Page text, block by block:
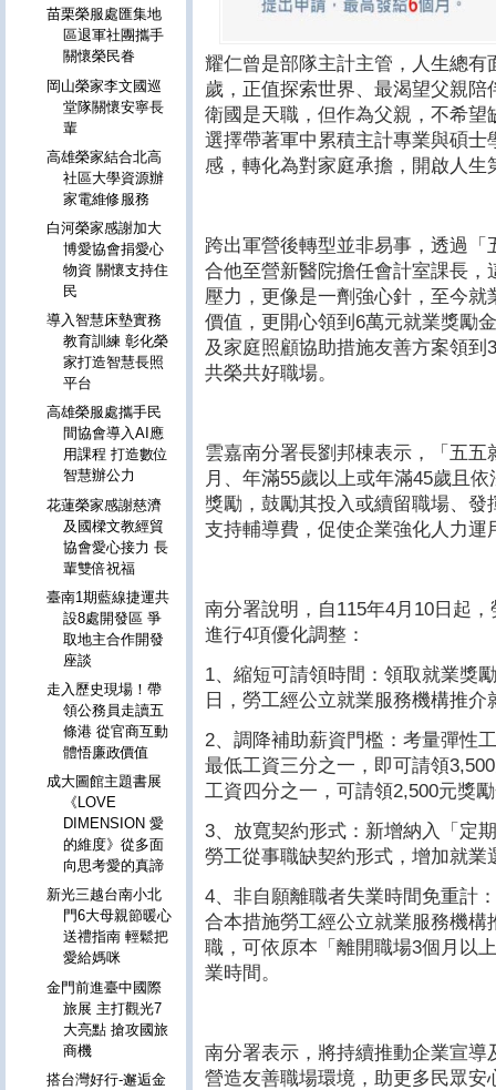
耀仁曾是部隊主計主管，人生總
歲，正值探索世界、最渴望父親
衛國是天職，但作為父親，不希
選擇帶著軍中累積主計專業與碩
感，轉化為對家庭承擔，開啟人生
跨出軍營後轉型並非易事，透過
合他至營新醫院擔任會計室課長
壓力，更像是一劑強心針，至今
價值，更開心領到6萬元就業獎勵
及家庭照顧協助措施友善方案領
共榮共好職場。
雲嘉南分署長劉邦棟表示，「五
月、年滿55歲以上或年滿45歲且
獎勵，鼓勵其投入或續留職場、
支持輔導費，促使企業強化人力運
南分署說明，自115年4月10日起
進行4項優化調整：
1、縮短可請領時間：領取就業獎
日，勞工經公立就業服務機構推
2、調降補助薪資門檻：考量彈性
最低工資三分之一，即可請領
工資四分之一，可請領2,500元獎
3、放寬契約形式：新增納入「定
勞工從事職缺契約形式，增加就業
4、非自願離職者失業時間免重計
合本措施勞工經公立就業服務機
職，可依原本「離開職場3個月以
業時間。
南分署表示，將持續推動企業宣
營造友善職場環境，助更多民眾
苗栗榮服處匯集地
區退軍社團攜手
關懷榮民眷
岡山榮家李文國巡
堂隊關懷安寧長
輩
高雄榮家結合北高
社區大學資源辦
家電維修服務
白河榮家感謝加大
博愛協會捐愛心
物資 關懷支持住
民
導入智慧床墊實務
教育訓練 彰化榮
家打造智慧長照
平台
高雄榮服處攜手民
間協會導入AI應
用課程 打造數位
智慧辦公力
花蓮榮家感謝慈濟
及國樑文教經貿
協會愛心接力 長
輩雙倍祝福
臺南1期藍線捷運共
設8處開發區 爭
取地主合作開發
座談
走入歷史現場！帶
領公務員走讀五
條港 從官商互動
體悟廉政價值
成大圖館主題書展
《LOVE
DIMENSION 愛
的維度》從多面
向思考愛的真諦
新光三越台南小北
門6大母親節暖心
送禮指南 輕鬆把
愛給媽咪
金門前進臺中國際
旅展 主打觀光7
大亮點 搶攻國旅
商機
搭台灣好行-邂逅金